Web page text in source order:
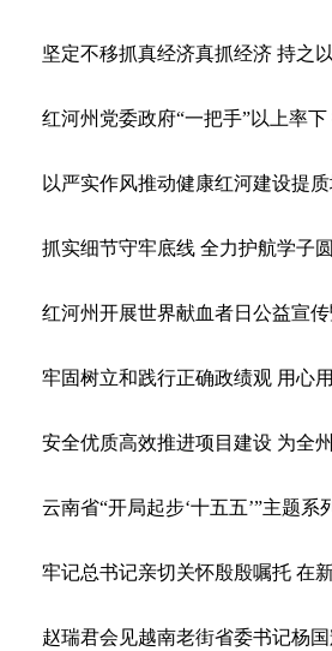
以严实作风推动健康红河建设提
抓实细节守牢底线 全力护航学子
赵瑞君会见越南老街省委书记杨